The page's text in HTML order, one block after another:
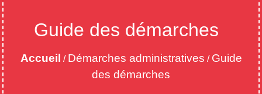
Guide des démarches
Accueil / Démarches administratives / Guide
des démarches